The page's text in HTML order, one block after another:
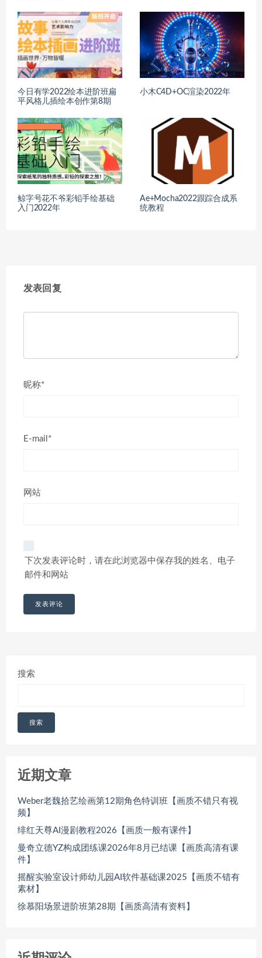
今日有学2022绘本进阶班扁
平风格儿插绘本创作第8期
小木C4D+OC渲染2022年
鲸字号花不爷彩铅手绘基础
入门2022年
Ae+Mocha2022跟踪合成系
统教程
发表回复
昵称*
E-mail*
网站
下次发表评论时，请在此浏览器中保存我的姓名、电子
邮件和网站
搜索
搜索
近期文章
Weber老魏拾艺绘画第12期角色特训班【画质不错只有视
频】
绯红天尊AI漫剧教程2026【画质一般有课件】
曼奇立德YZ构成团练课2026年8月已结课【画质高清有课
件】
摇醒实验室设计师幼儿园AI软件基础课2025【画质不错有
素材】
徐慕阳场景进阶班第28期【画质高清有资料】